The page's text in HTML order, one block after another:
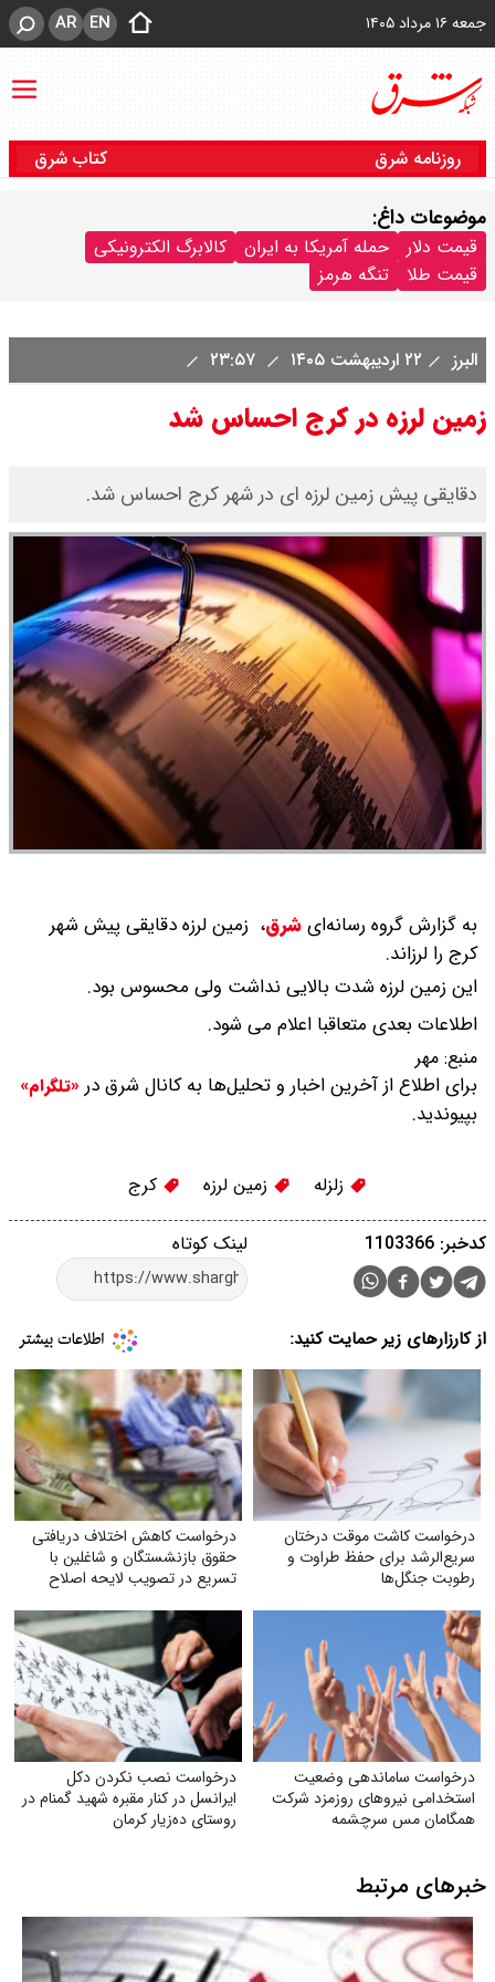
جمعه ۱۶ مرداد ۱۴۰۵ EN
AR
روزنامه شرق کتاب شرق
موضوعات داغ:
قیمت دلار حمله آمریکا به ایران
کالابرگ الکترونیکی
قیمت طلا
تنگه هرمز
البرز ۲۲ اردیبهشت ۱۴۰۵
زمین لرزه در کرج احساس شد
دقایقی پیش زمین لرزه ای در شهر کرج احساس شد.
به گزارش گروه رسانه‌ایشرق، زمین لرزه دقایقی پیش شهر
کرج را لرزاند.
این زمین لرزه شدت بالایی نداشت ولی محسوس بود.
اطلاعات بعدی متعاقبا اعلام می شود.
منبع: مهر
برای اطلاع از آخرین اخبار و تحلیل‌ها به کانال شرق در «تلگرام»
بپیوندید.
زلزله زمین لرزه کرج
لینک کوتاه کدخبر: 1103366
از کارزارهای زیر حمایت کنید:
درخواست کاشت موقت درختان
سریع‌الرشد برای حفظ طراوت و
رطوبت جنگل‌ها
درخواست کاهش اختلاف دریافتی
حقوق بازنشستگان و شاغلین با
تسریع در تصویب لایحه اصلاح
درخواست ساماندهی وضعیت
استخدامی نیروهای روزمزد شرکت
همگامان مس سرچشمه
درخواست نصب نکردن دکل
ایرانسل در کنار مقبره شهید گمنام در
روستای ده‌زیار کرمان
خبرهای مرتبط